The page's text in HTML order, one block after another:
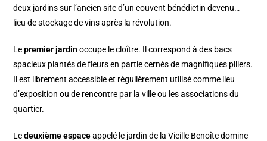
deux jardins sur l’ancien site d’un couvent bénédictin devenu…
lieu de stockage de vins après la révolution.
Lepremier jardin occupe le cloître. Il correspond à des bacs
spacieux plantés de fleurs en partie cernés de magnifiques piliers.
Il est librement accessible et régulièrement utilisé comme lieu
d’exposition ou de rencontre par la ville ou les associations du
quartier.
Ledeuxième espaceappelé le jardin de la Vieille Benoîte domine